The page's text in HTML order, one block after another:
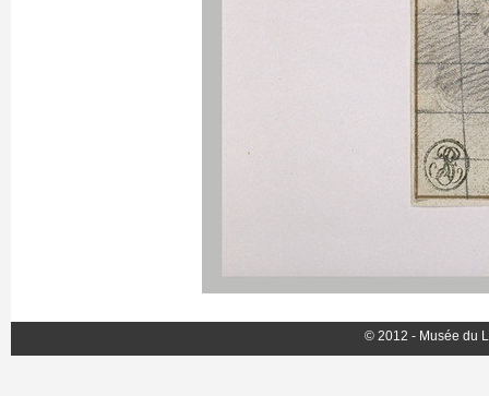
© 2012 - Musée du